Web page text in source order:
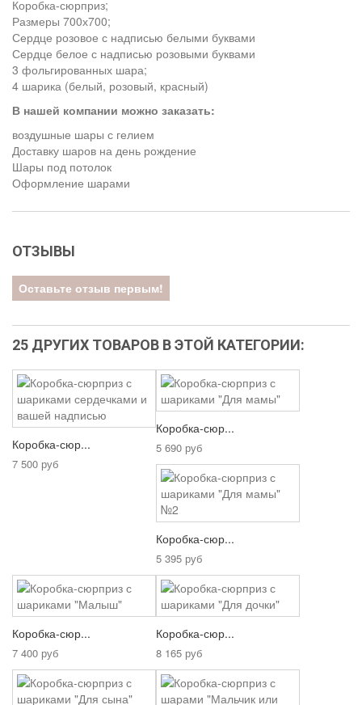
Коробка-сюрприз;
Размеры 700х700;
Сердце розовое с надписью белыми буквами
Сердце белое с надписью розовыми буквами
3 фольгированных шара;
4 шарика (белый, розовый, красный)
В нашей компании можно заказать:
воздушные шары с гелием
Доставку шаров на день рождение
Шары под потолок
Оформление шарами
ОТЗЫВЫ
Оставьте отзыв первым!
25 ДРУГИХ ТОВАРОВ В ЭТОЙ КАТЕГОРИИ:
Коробка-сюр...
7 500 руб
Коробка-сюр...
5 690 руб
Коробка-сюр...
5 395 руб
Коробка-сюр...
7 400 руб
Коробка-сюр...
8 165 руб